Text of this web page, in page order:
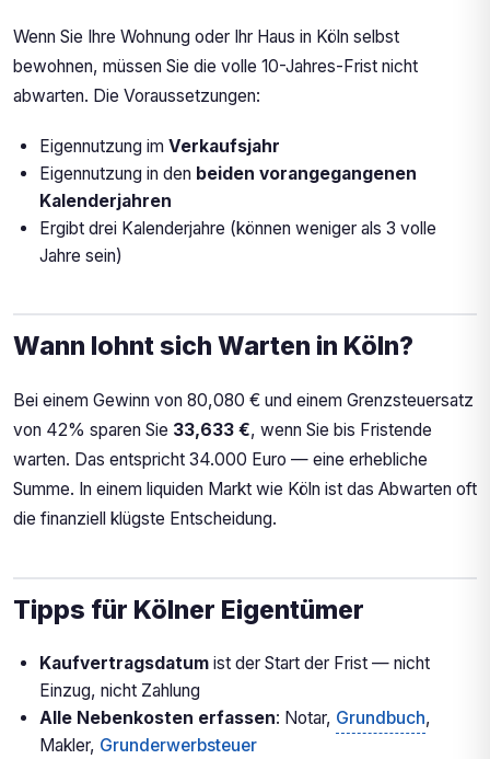
Wenn Sie Ihre Wohnung oder Ihr Haus in Köln selbst
bewohnen, müssen Sie die volle 10-Jahres-Frist nicht
abwarten. Die Voraussetzungen:
Eigennutzung im Verkaufsjahr
Eigennutzung in den beiden vorangegangenen
Kalenderjahren
Ergibt drei Kalenderjahre (können weniger als 3 volle
Jahre sein)
Wann lohnt sich Warten in Köln?
Bei einem Gewinn von 80,080 € und einem Grenzsteuersatz
von 42% sparen Sie 33,633 €, wenn Sie bis Fristende
warten. Das entspricht 34.000 Euro — eine erhebliche
Summe. In einem liquiden Markt wie Köln ist das Abwarten oft
die finanziell klügste Entscheidung.
Tipps für Kölner Eigentümer
Kaufvertragsdatum ist der Start der Frist — nicht
Einzug, nicht Zahlung
Alle Nebenkosten erfassen: Notar, Grundbuch,
Makler, Grunderwerbsteuer